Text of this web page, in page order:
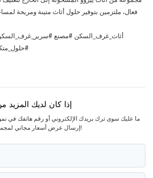
فعال، ملتزمين بتوفير حلول أثاث متينة ومريحة
إذا كان لديك المزيد
ما عليك سوى ترك بريدك الإلكتروني أو رقم هاتفك في
إرسال عرض أسعار مجاني لمجموعتنا الواسعة من التصاميم!